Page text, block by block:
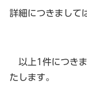
詳細につきまして
以上1件につきま
たします。